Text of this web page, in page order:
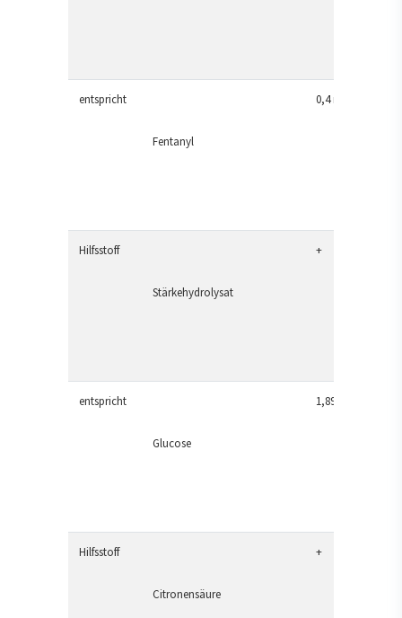
entspricht
Fentanyl
0,4 mg
Hilfsstoff
Stärkehydrolysat
+
entspricht
Glucose
1,89 g
Hilfsstoff
Citronensäure
+